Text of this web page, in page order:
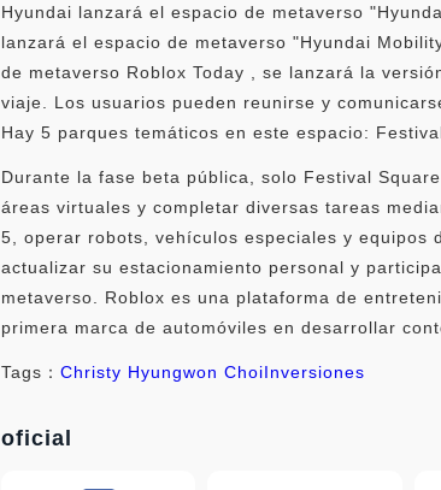
Hyundai lanzará el espacio de metaverso
lanzará el espacio de metaverso "Hyundai
de metaverso Roblox Today , se lanzará la
viaje. Los usuarios pueden reunirse y
Hay 5 parques temáticos en este espacio:
Durante la fase beta pública, solo Festival
áreas virtuales y completar diversas tareas
5, operar robots, vehículos especiales y equipos
actualizar su estacionamiento personal y
metaverso. Roblox es una plataforma de
primera marca de automóviles en desarrollar
Tags： Christy Hyungwon ChoiInversiones
oficial